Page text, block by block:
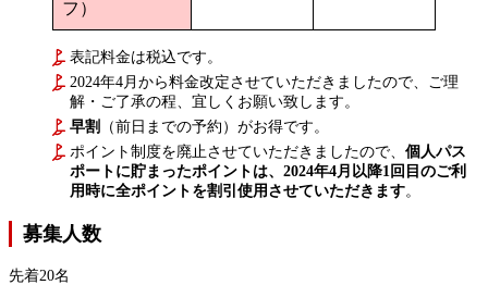
フ）
表記料金は税込です。
2024年4月から料金改定させていただきましたので、ご理
解・ご了承の程、宜しくお願い致します。
早割
（前日までの予約）がお得です。
ポイント制度を廃止させていただきましたので、 個人パス
ポートに貯まったポイントは、2024年4月以降1回目のご利
用時に全ポイントを割引使用させていただきます。
募集人数
先着20名